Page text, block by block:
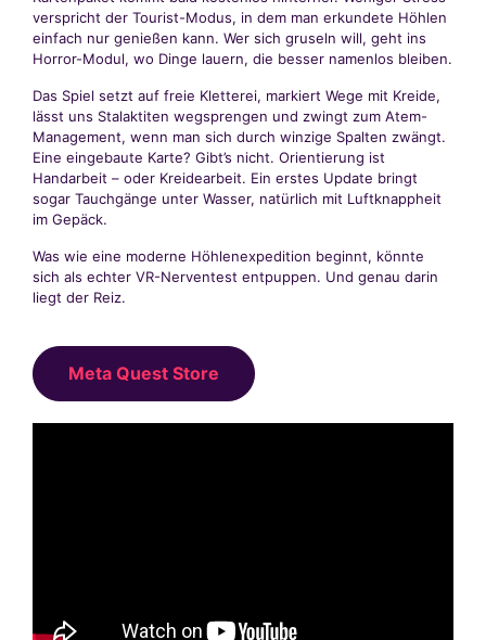
verspricht der Tourist-Modus, in dem man erkundete Höhlen
einfach nur genießen kann. Wer sich gruseln will, geht ins
Horror-Modul, wo Dinge lauern, die besser namenlos bleiben.
Das Spiel setzt auf freie Kletterei, markiert Wege mit Kreide,
lässt uns Stalaktiten wegsprengen und zwingt zum Atem-
Management, wenn man sich durch winzige Spalten zwängt.
Eine eingebaute Karte? Gibt’s nicht. Orientierung ist
Handarbeit – oder Kreidearbeit. Ein erstes Update bringt
sogar Tauchgänge unter Wasser, natürlich mit Luftknappheit
im Gepäck.
Was wie eine moderne Höhlenexpedition beginnt, könnte
sich als echter VR-Nerventest entpuppen. Und genau darin
liegt der Reiz.
Meta Quest Store